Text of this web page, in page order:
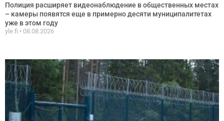
Полиция расширяет видеонаблюдение в общественных местах
– камеры появятся еще в примерно десяти муниципалитетах
уже в этом году
yle.fi 08.08.2026